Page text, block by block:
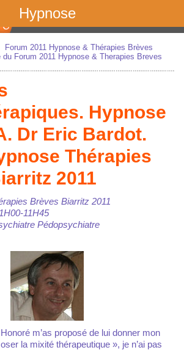
Hypnose
Forum 2011 Hypnose & Thérapies Brèves
du Forum 2011 Hypnose & Therapies Breves
Hypnose
Dr Eric Bardot.
Thérapies
2011
Brèves Biarritz 2011
11H45
Pédopsychiatre
la mixité thérapeutique », je n’ai pas